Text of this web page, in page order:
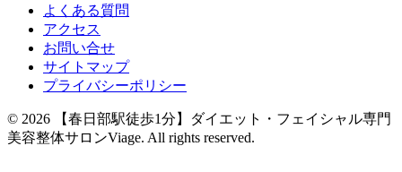
よくある質問
アクセス
お問い合せ
サイトマップ
プライバシーポリシー
© 2026
【春日部駅徒歩1分】ダイエット・フェイシャル専門
美容整体サロンViage. All rights reserved.